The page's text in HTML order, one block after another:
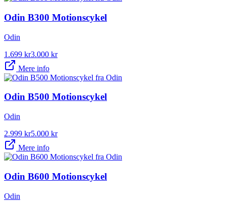
Odin B300 Motionscykel
Odin
1.699 kr3.000 kr
Mere info
Odin B500 Motionscykel
Odin
2.999 kr5.000 kr
Mere info
Odin B600 Motionscykel
Odin